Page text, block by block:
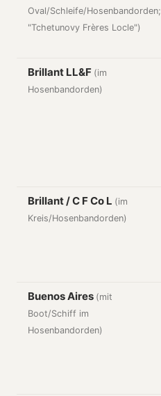
Oval/Schleife/Hosenbandorden;
"Tchetunovy Frères Locle")
Brillant LL&F (im
Hosenbandorden)
Brillant / C F Co L (im
Kreis/Hosenbandorden)
Buenos Aires (mit
Boot/Schiff im
Hosenbandorden)